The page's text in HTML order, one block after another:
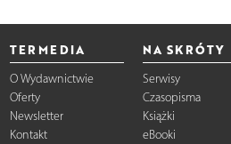
TERMEDIA
O Wydawnictwie
Oferty
Newsletter
Kontakt
NA SKRÓTY
Serwisy
Czasopisma
Książki
eBooki